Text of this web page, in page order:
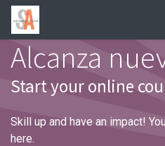
Alcanza
Start your online
Skill up and have an impact!
here.